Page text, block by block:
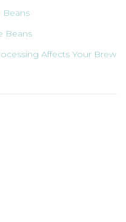
Beans
Beans
Affects Your Brew